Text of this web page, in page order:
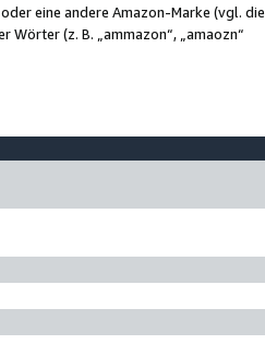
eine andere Amazon-Marke (vgl. die
Wörter (z. B. „ammazon“, „amaozn“